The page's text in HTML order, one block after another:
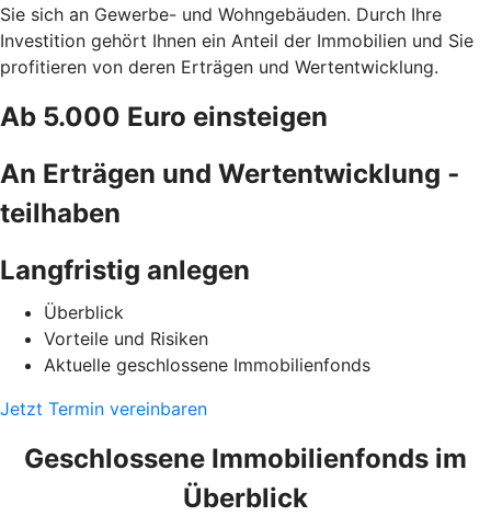
Sie sich an Gewerbe- und Wohngebäuden. Durch Ihre
Investition gehört Ihnen ein Anteil der Immobilien und Sie
profitieren von deren Erträgen und Wertentwicklung.
Ab 5.000 Euro einsteigen
An Erträgen und ­Wertentwicklung ­
teilhaben
Langfristig anlegen
Überblick
Vorteile und Risiken
Aktuelle geschlossene Immobilienfonds
Jetzt Termin vereinbaren
Geschlossene Immobilienfonds im
Überblick